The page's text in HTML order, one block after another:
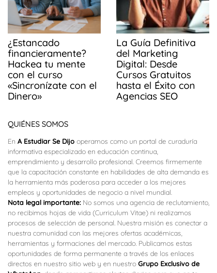
¿Estancado
financieramente?
Hackea tu mente
con el curso
«Sincronízate con el
Dinero»
La Guía Definitiva
del Marketing
Digital: Desde
Cursos Gratuitos
hasta el Éxito con
Agencias SEO
QUIÉNES SOMOS
En A Estudiar Se Dijo operamos como un portal de curaduría
informativa especializado en educación continua,
emprendimiento y desarrollo profesional. Creemos firmemente
que la capacitación constante en habilidades de alta demanda es
la herramienta más poderosa para acceder a los mejores
empleos y oportunidades de negocio a nivel mundial.
Nota legal importante: No somos una agencia de reclutamiento,
no recibimos hojas de vida (Curriculum Vitae) ni realizamos
procesos de selección de personal. Nuestra misión es conectar a
nuestra comunidad con las mejores ofertas académicas,
herramientas y formaciones del mercado. Publicamos estas
oportunidades de forma permanente a través de los enlaces
directos en nuestro sitio web y en nuestro Grupo Exclusivo de